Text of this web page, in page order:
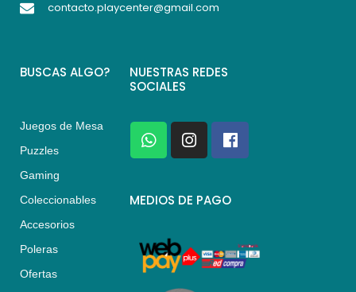
contacto.playcenter@gmail.com
BUSCAS ALGO?
Juegos de Mesa
Puzzles
Gaming
Coleccionables
Accesorios
Poleras
Ofertas
NUESTRAS REDES
SOCIALES
W
h
a
s
p
I
n
s
a
a
m
F
a
c
b
k
MEDIOS DE PAGO